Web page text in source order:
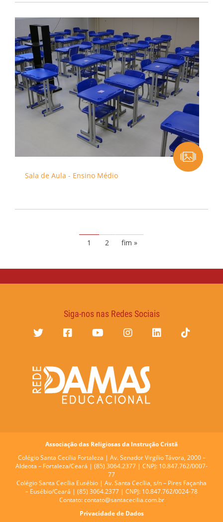
Sala de Aula - Ensino Médio
1 2 fim »
Siga-nos nas Redes Sociais
Associação das Religiosas da Instrução Cristã
Colégio Santa Cecília Fortaleza | Av. Senador Virgílio Távora, 2000 –
Aldeota – Fortaleza/Ceará | (85) 3064.2377 | CNPJ: 10.847.762/0007-
77
Colégio Santa Cecília Eusébio | Av. Santa Cecília, s/n – Pires Façanha
– Eusébio/Ceará | (85) 3064.2377 | CNPJ: 10.847.762/0024-78
Contato: contato@santacecilia.com.br
Privacidade de Dados